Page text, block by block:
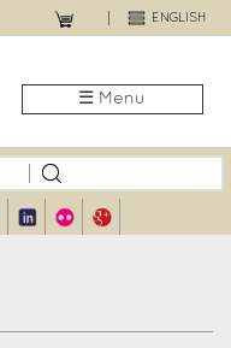
ENGLISH
☰ Menu